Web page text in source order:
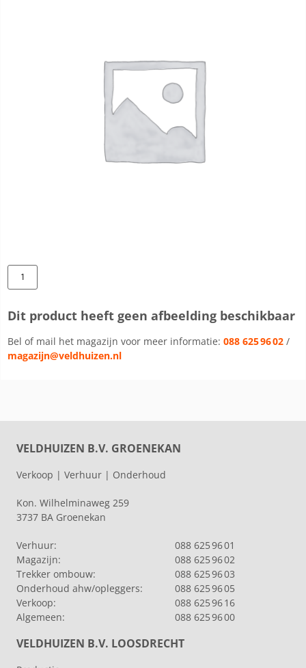
Dit product heeft geen afbeelding beschikbaar
Bel of mail het magazijn voor meer informatie:088 625 96 02 /
magazijn@veldhuizen.nl
VELDHUIZEN B.V. GROENEKAN
Verkoop | Verhuur | Onderhoud
Kon. Wilhelminaweg 259
3737 BA Groenekan
Verhuur:
088 625 96 01
Magazijn:
088 625 96 02
Trekker ombouw:
088 625 96 03
Onderhoud ahw/opleggers:
088 625 96 05
Verkoop:
088 625 96 16
Algemeen:
088 625 96 00
VELDHUIZEN B.V. LOOSDRECHT